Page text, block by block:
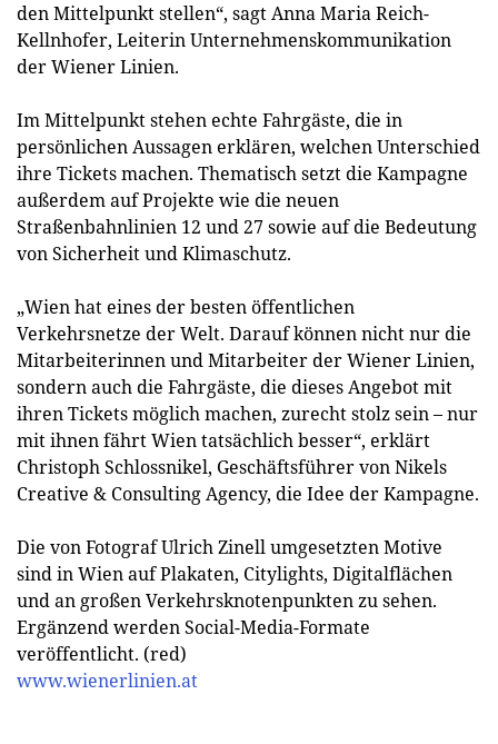
den Mittelpunkt stellen“, sagt Anna Maria Reich-
Kellnhofer, Leiterin Unternehmenskommunikation
der Wiener Linien.
Im Mittelpunkt stehen echte Fahrgäste, die in
persönlichen Aussagen erklären, welchen Unterschied
ihre Tickets machen. Thematisch setzt die Kampagne
außerdem auf Projekte wie die neuen
Straßenbahnlinien 12 und 27 sowie auf die Bedeutung
von Sicherheit und Klimaschutz.
„Wien hat eines der besten öffentlichen
Verkehrsnetze der Welt. Darauf können nicht nur die
Mitarbeiterinnen und Mitarbeiter der Wiener Linien,
sondern auch die Fahrgäste, die dieses Angebot mit
ihren Tickets möglich machen, zurecht stolz sein – nur
mit ihnen fährt Wien tatsächlich besser“, erklärt
Christoph Schlossnikel, Geschäftsführer von Nikels
Creative & Consulting Agency, die Idee der Kampagne.
Die von Fotograf Ulrich Zinell umgesetzten Motive
sind in Wien auf Plakaten, Citylights, Digitalflächen
und an großen Verkehrsknotenpunkten zu sehen.
Ergänzend werden Social-Media-Formate
veröffentlicht. (red)
www.wienerlinien.at